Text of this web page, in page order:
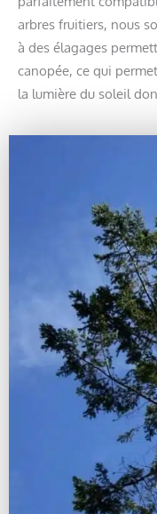
arbres fruitiers, nous
à des élagages
canopée, ce qui
la lumière du soleil